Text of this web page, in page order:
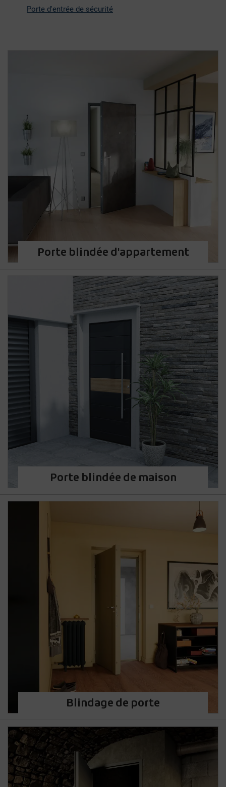
Porte d'entrée de sécurité
Porte blindée d'appartement
Porte blindée de maison
Blindage de porte